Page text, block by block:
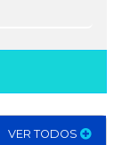
VER TODOS